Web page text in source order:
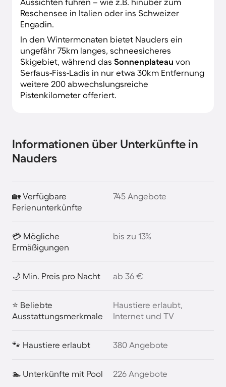
Reschensee in Italien oder ins Schweizer
Engadin.
In den Wintermonaten bietet Nauders ein
ungefähr 75km langes, schneesicheres
Skigebiet, während das Sonnenplateau von
Serfaus-Fiss-Ladis in nur etwa 30km Entfernung
weitere 200 abwechslungsreiche
Pistenkilometer offeriert.
Informationen über Unterkünfte in
Nauders
🏡 Verfügbare
Ferienunterkünfte
745 Angebote
💳 Mögliche
Ermäßigungen
bis zu 13%
🌙 Min. Preis pro Nacht ab 36 €
⭐ Beliebte
Ausstattungsmerkmale
Haustiere erlaubt,
Internet und TV
🐾 Haustiere erlaubt 380 Angebote
🏊 Unterkünfte mit Pool 226 Angebote